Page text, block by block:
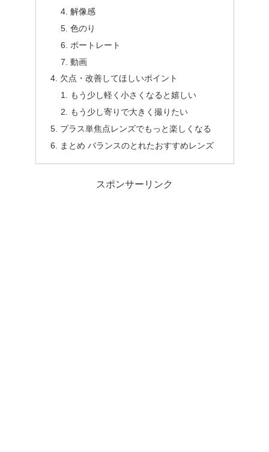
解像感
色のり
ポートレート
動画
欠点・改善してほしいポイント
もう少し軽く小さくなると嬉しい
もう少し寄りで大きく撮りたい
プラス単焦点レンズでもっと楽しくなる
まとめ バランスのとれたおすすめレンズ
スポンサーリンク